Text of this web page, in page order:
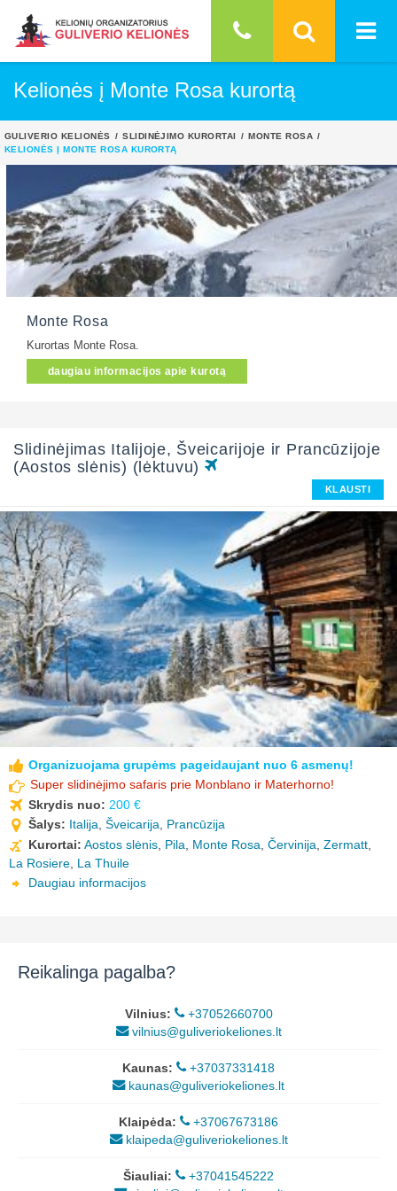
Kelionės į Monte Rosa kurortą
GULIVERIO KELIONĖS SLIDINĖJIMO KURORTAI
MONTE ROSA
KELIONĖS Į MONTE ROSA KURORTĄ
Monte Rosa
Kurortas Monte Rosa.
daugiau informacijos apie kurotą
Slidinėjimas Italijoje, Šveicarijoje ir Prancūzijoje
(Aostos slėnis) (lėktuvu)
KLAUSTI
Organizuojama grupėms pageidaujant nuo 6 asmenų!
Super slidinėjimo safaris prie Monblano ir Materhorno!
Skrydis nuo: 200 €
Šalys: Italija ,Šveicarija
Prancūzija
Kurortai: Aostos slėnis Pila Monte Rosa ,Červinija ,Zermatt
La Rosiere La Thuile
Daugiau informacijos
Reikalinga pagalba?
Vilnius:
+37052660700
vilnius@guliveriokeliones.lt
Kaunas:
+37037331418
kaunas@guliveriokeliones.lt
Klaipėda:
+37067673186
klaipeda@guliveriokeliones.lt
Šiauliai:
+37041545222